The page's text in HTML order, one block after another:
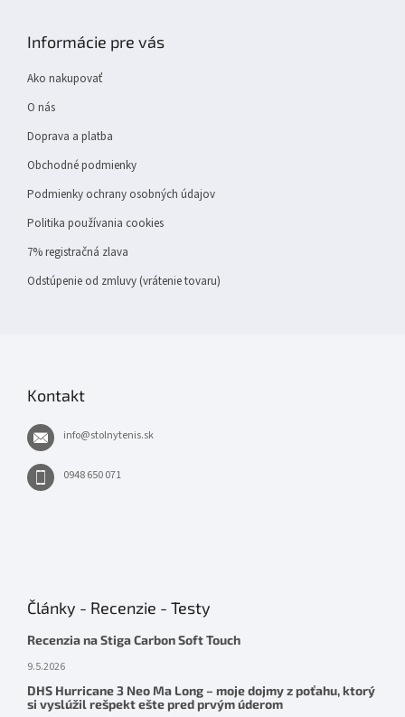
Informácie pre vás
Ako nakupovať
O nás
Doprava a platba
Obchodné podmienky
Podmienky ochrany osobných údajov
Politika používania cookies
7% registračná zlava
Odstúpenie od zmluvy (vrátenie tovaru)
Kontakt
info@stolnytenis.sk
0948 650 071
Články - Recenzie - Testy
Recenzia na Stiga Carbon Soft Touch
9.5.2026
DHS Hurricane 3 Neo Ma Long – moje dojmy z poťahu, ktorý
si vyslúžil rešpekt ešte pred prvým úderom